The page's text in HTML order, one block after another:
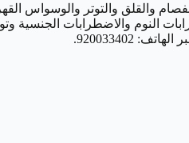
والقلق والتوتر والوسواس
النوم والاضطرابات الجنسية